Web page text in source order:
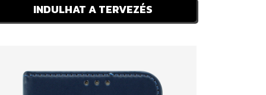
INDULHAT A TERVEZÉS